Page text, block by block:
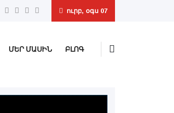
ուրբ, օգս 07
ՄԵՐ ՄԱՍԻՆ
ԲԼՈԳ